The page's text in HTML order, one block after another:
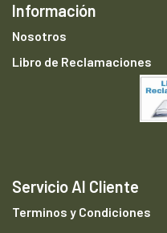
Información
Nosotros
Libro de Reclamaciones
Servicio Al Cliente
Terminos y Condiciones